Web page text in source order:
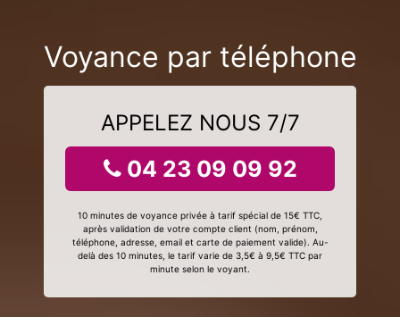
Voyance par téléphone
APPELEZ NOUS 7/7
04 23 09 09 92
10 minutes de voyance privée à tarif spécial de 15€ TTC,
après validation de votre compte client (nom, prénom,
téléphone, adresse, email et carte de paiement valide). Au-
delà des 10 minutes, le tarif varie de 3,5€ à 9,5€ TTC par
minute selon le voyant.